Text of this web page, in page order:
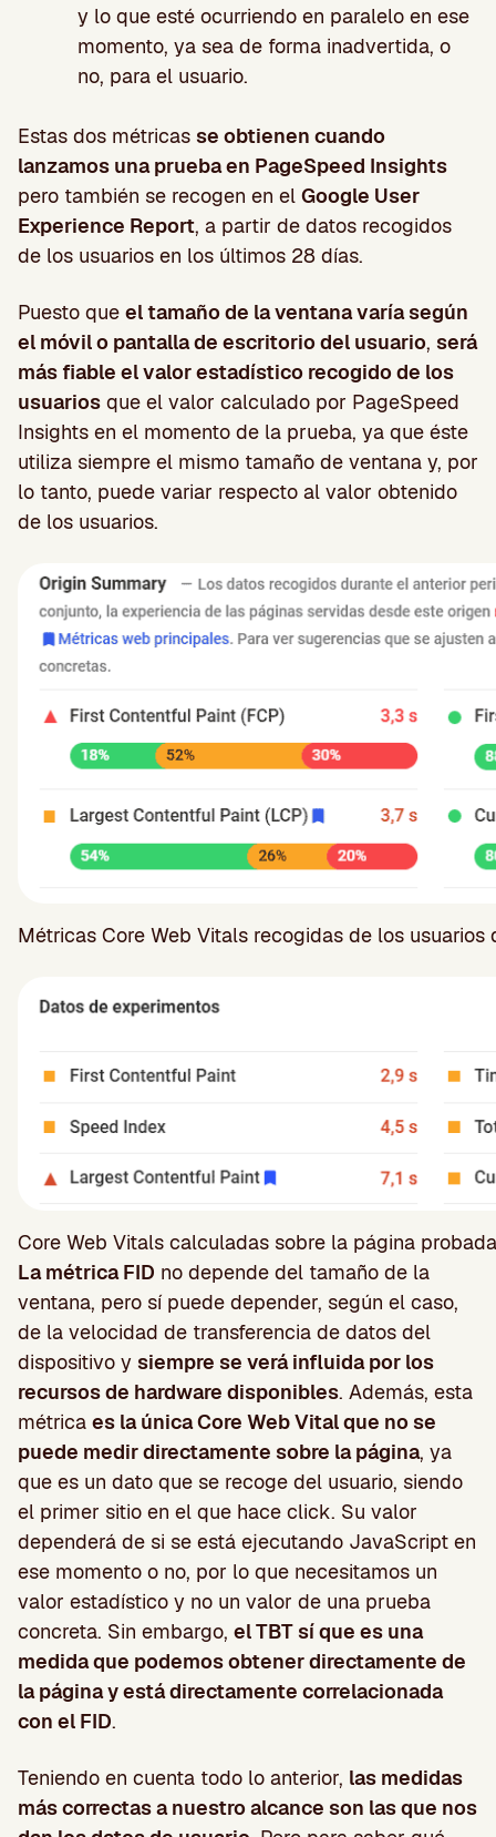
y lo que esté ocurriendo en paralelo en ese
momento, ya sea de forma inadvertida, o
no, para el usuario.
Estas dos métricas se obtienen cuando
lanzamos una prueba en PageSpeed Insights
pero también se recogen en el Google User
Experience Report, a partir de datos recogidos
de los usuarios en los últimos 28 días.
Puesto que el tamaño de la ventana varía según
el móvil o pantalla de escritorio del usuario, será
más fiable el valor estadístico recogido de los
usuarios que el valor calculado por PageSpeed
Insights en el momento de la prueba, ya que éste
utiliza siempre el mismo tamaño de ventana y, por
lo tanto, puede variar respecto al valor obtenido
de los usuarios.
Métricas Core Web Vitals recogidas de los
Core Web Vitals calculadas sobre la página
La métrica FID no depende del tamaño de la
ventana, pero sí puede depender, según el caso,
de la velocidad de transferencia de datos del
dispositivo y siempre se verá influida por los
recursos de hardware disponibles. Además, esta
métrica es la única Core Web Vital que no se
puede medir directamente sobre la página, ya
que es un dato que se recoge del usuario, siendo
el primer sitio en el que hace click. Su valor
dependerá de si se está ejecutando JavaScript en
ese momento o no, por lo que necesitamos un
valor estadístico y no un valor de una prueba
concreta. Sin embargo, el TBT sí que es una
medida que podemos obtener directamente de
la página y está directamente correlacionada
con el FID.
Teniendo en cuenta todo lo anterior, las medidas
más correctas a nuestro alcance son las que nos